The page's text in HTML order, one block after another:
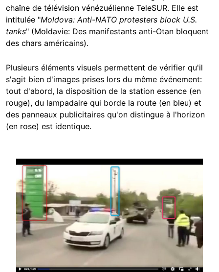
chaîne de télévision vénézuélienne TeleSUR. Elle est
intitulée "Moldova: Anti-NATO protesters block U.S.
tanks" (Moldavie: Des manifestants anti-Otan bloquent
des chars américains).
Plusieurs éléments visuels permettent de vérifier qu'il
s'agit bien d'images prises lors du même événement:
tout d'abord, la disposition de la station essence (en
rouge), du lampadaire qui borde la route (en bleu) et
des panneaux publicitaires qu'on distingue à l'horizon
(en rose) est identique.
Image